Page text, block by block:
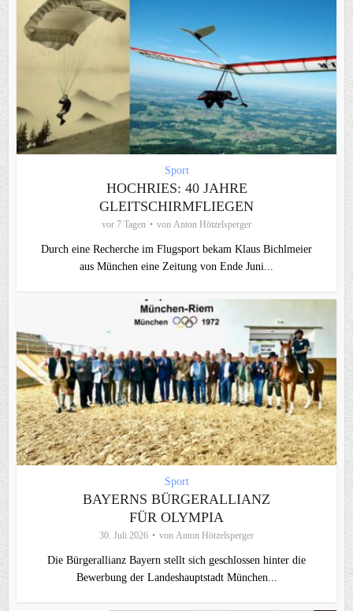
Sport
HOCHRIES: 40 JAHRE
GLEITSCHIRMFLIEGEN
vor 7 Tagen von Anton Hötzelsperger
Durch eine Recherche im Flugsport bekam Klaus Bichlmeier
aus München eine Zeitung von Ende Juni...
Sport
BAYERNS BÜRGERALLIANZ
FÜR OLYMPIA
30. Juli 2026 von Anton Hötzelsperger
Die Bürgerallianz Bayern stellt sich geschlossen hinter die
Bewerbung der Landeshauptstadt München...